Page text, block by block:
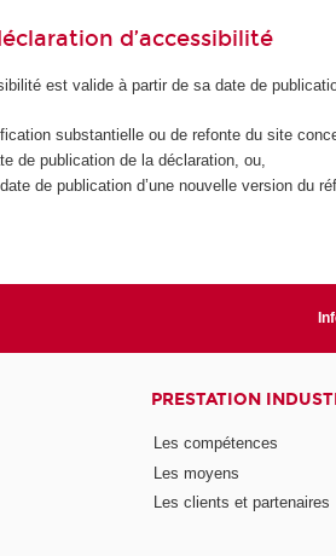
d’accessibilité
est valide à partir de sa date de
substantielle ou de refonte du site
de publication de la déclaration, ou,
de publication d’une nouvelle version du
PRESTATION
Les compétences
Les moyens
Les clients et partenaires